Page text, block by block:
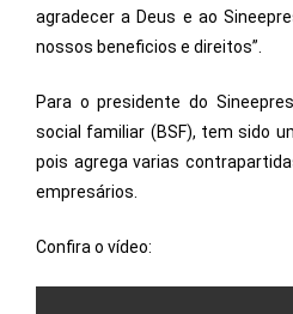
agradecer a Deus e ao
nossos beneficios e direitos”.
Para o presidente do
social familiar (BSF), tem sido
pois agrega varias
empresários.
Confira o vídeo: